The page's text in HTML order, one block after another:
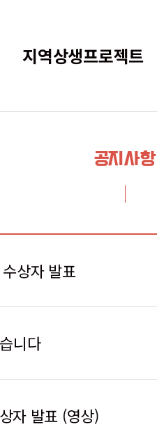
지역상생프로젝트
공지사항
상자 발표
니다
자 발표 (영상)